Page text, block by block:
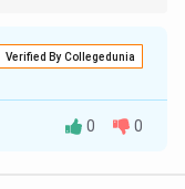
Verified By Collegedunia
सत्य, अहिंसा और
0 0